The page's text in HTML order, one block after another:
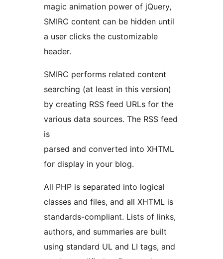
magic animation power of jQuery,
SMIRC content can be hidden until
a user clicks the customizable
header.
SMIRC performs related content
searching (at least in this version)
by creating RSS feed URLs for the
various data sources. The RSS feed
is
parsed and converted into XHTML
for display in your blog.
All PHP is separated into logical
classes and files, and all XHTML is
standards-compliant. Lists of links,
authors, and summaries are built
using standard UL and LI tags, and